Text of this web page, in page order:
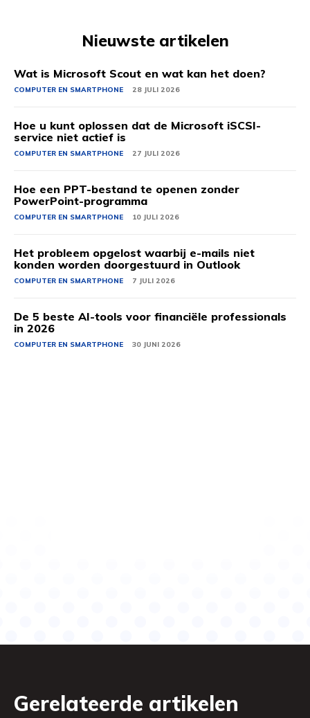
Nieuwste artikelen
Wat is Microsoft Scout en wat kan het doen?
COMPUTER EN SMARTPHONE 28 JULI 2026
Hoe u kunt oplossen dat de Microsoft iSCSI-
service niet actief is
COMPUTER EN SMARTPHONE 27 JULI 2026
Hoe een PPT-bestand te openen zonder
PowerPoint-programma
COMPUTER EN SMARTPHONE 10 JULI 2026
Het probleem opgelost waarbij e-mails niet
konden worden doorgestuurd in Outlook
COMPUTER EN SMARTPHONE 7 JULI 2026
De 5 beste AI-tools voor financiële professionals
in 2026
COMPUTER EN SMARTPHONE 30 JUNI 2026
Gerelateerde artikelen